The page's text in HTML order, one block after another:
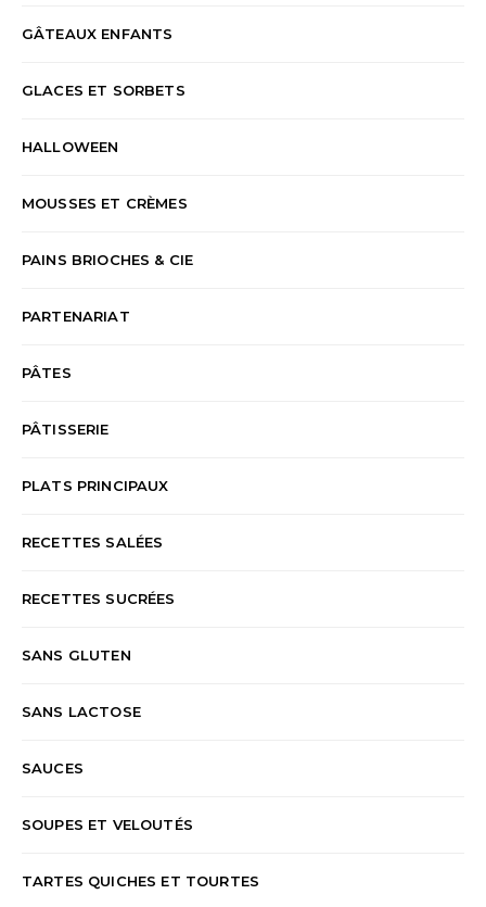
GÂTEAUX ENFANTS
GLACES ET SORBETS
HALLOWEEN
MOUSSES ET CRÈMES
PAINS BRIOCHES & CIE
PARTENARIAT
PÂTES
PÂTISSERIE
PLATS PRINCIPAUX
RECETTES SALÉES
RECETTES SUCRÉES
SANS GLUTEN
SANS LACTOSE
SAUCES
SOUPES ET VELOUTÉS
TARTES QUICHES ET TOURTES